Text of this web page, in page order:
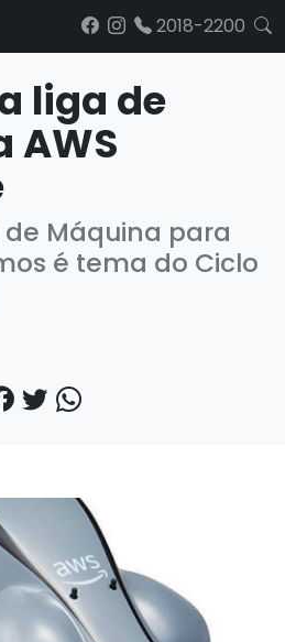
2018-2200
liga de
AWS
Máquina para
é tema do Ciclo